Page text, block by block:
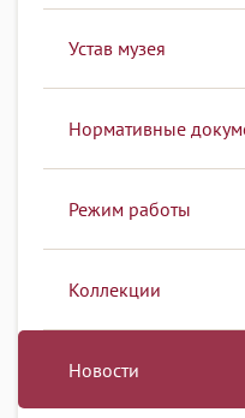
Устав музея
Нормативные
Режим работы
Коллекции
Новости